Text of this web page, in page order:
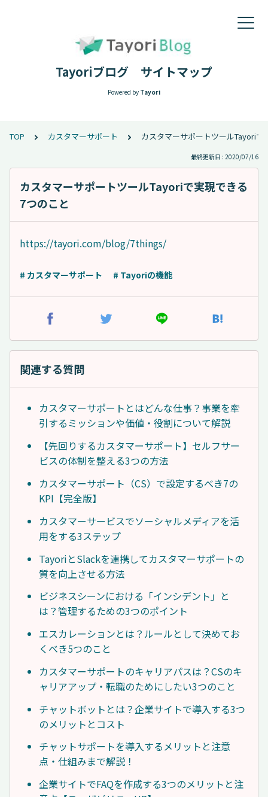
Tayoriブログ サイトマップ
Powered by Tayori
TOP カスタマーサポート カスタマーサポートツールTayoriで
最終更新日 : 2020/07/16
カスタマーサポートツールTayoriで実現できる
7つのこと
https://tayori.com/blog/7things/
# カスタマーサポート # Tayoriの機能
関連する質問
カスタマーサポートとはどんな仕事？事業を牽
引するミッションや価値・役割について解説
【先回りするカスタマーサポート】セルフサー
ビスの体制を整える3つの方法
カスタマーサポート（CS）で設定するべき7の
KPI【完全版】
カスタマーサービスでソーシャルメディアを活
用をする3ステップ
TayoriとSlackを連携してカスタマーサポートの
質を向上させる方法
ビジネスシーンにおける「インシデント」と
は？管理するための3つのポイント
エスカレーションとは？ルールとして決めてお
くべき5つのこと
カスタマーサポートのキャリアパスは？CSのキ
ャリアアップ・転職のためにしたい3つのこと
チャットボットとは？企業サイトで導入する3つ
のメリットとコスト
チャットサポートを導入するメリットと注意
点・仕組みまで解説！
企業サイトでFAQを作成する3つのメリットと注